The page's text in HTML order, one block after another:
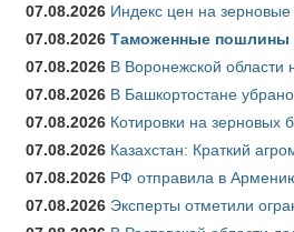
07.08.2026 Индекс цен на
07.08.2026 Таможенные пошлины
07.08.2026 В Воронежской области
07.08.2026 В Башкортостане
07.08.2026 Котировки на зерновых
07.08.2026 Казахстан: Краткий
07.08.2026 РФ отправила в
07.08.2026 Эксперты отметили